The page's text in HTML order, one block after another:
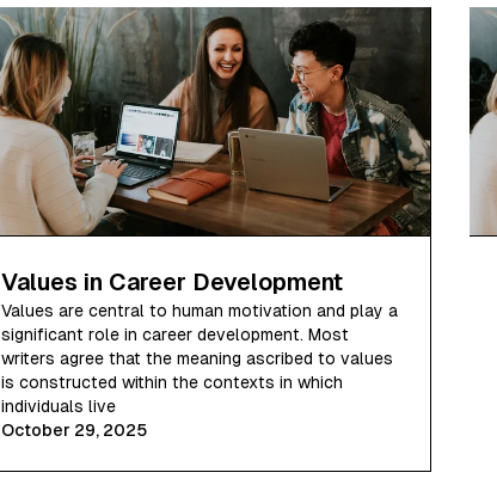
Values in Career Development
Values are central to human motivation and play a
significant role in career development. Most
writers agree that the meaning ascribed to values
is constructed within the contexts in which
individuals live
October 29, 2025